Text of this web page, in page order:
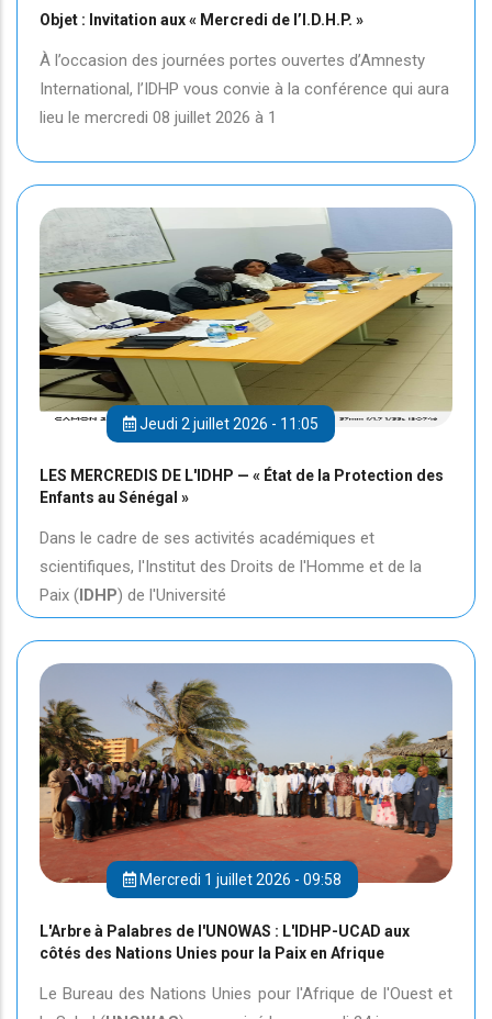
Objet : Invitation aux « Mercredi de l’I.D.H.P. »
À l’occasion des journées portes ouvertes d’Amnesty
International, l’IDHP vous convie à la conférence qui aura
lieu le mercredi 08 juillet 2026 à 1
Jeudi 2 juillet 2026 - 11:05
LES MERCREDIS DE L'IDHP — « État de la Protection des
Enfants au Sénégal »
Dans le cadre de ses activités académiques et
scientifiques, l'Institut des Droits de l'Homme et de la
Paix (IDHP) de l'Université
Mercredi 1 juillet 2026 - 09:58
L'Arbre à Palabres de l'UNOWAS : L'IDHP-UCAD aux
côtés des Nations Unies pour la Paix en Afrique
Le Bureau des Nations Unies pour l'Afrique de l'Ouest et